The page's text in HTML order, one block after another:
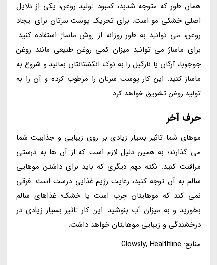
همان طور که متوجه شدید، کمبود تولید روغن، یکی از دلایل
اصلی خشکی مو است. برای تحریک پوست سرتان برای ایجاد
روغن، می توانید به طور روزانه از روش ماساژ استفاده کنید.
برای ماساژ می توانید میزان کمی روغن طبیعی مانند روغن
جوجوبا، آرگان یا نارگیل را به نوک انگشتانتان بمالید و شروع به
ماساژ کنید. این کار پوست سرتان را مرطوب کرده و آن را به
تولید روغن تشویق خواهد کرد.
حرف آخر
موهای شما تاثیر بسیار زیادی بر روی زیبایی و جذابیت شما
می گذارند؛ به همین دلیل لازم است که از آن ها به درستی
مراقبت کنید. نکته مهم دیگری که باید برای داشتن موهایی
سالم به آن توجه کنید، رعایت رژیم غذایی درست است. فرقی
نمی کند که موهایتان چرب است یا خشک؛ غذاهای سالم
بخورید و به میزان آب بنوشید. این کار تاثیر بسیار زیادی در
درخشندگی و زیبایی موهایتان خواهد داشت.
منابع: Glowsly, Healthline